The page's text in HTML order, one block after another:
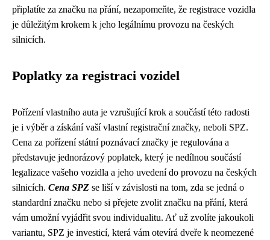
připlatíte za značku na přání, nezapomeňte, že registrace vozidla
je důležitým krokem k jeho legálnímu provozu na českých
silnicích.
Poplatky za registraci vozidel
Pořízení vlastního auta je vzrušující krok a součástí této radosti
je i výběr a získání vaší vlastní registrační značky, neboli SPZ.
Cena za pořízení státní poznávací značky je regulována a
představuje jednorázový poplatek, který je nedílnou součástí
legalizace vašeho vozidla a jeho uvedení do provozu na českých
silnicích. Cena SPZ se liší v závislosti na tom, zda se jedná o
standardní značku nebo si přejete zvolit značku na přání, která
vám umožní vyjádřit svou individualitu. Ať už zvolíte jakoukoli
variantu, SPZ je investicí, která vám otevírá dveře k neomezené